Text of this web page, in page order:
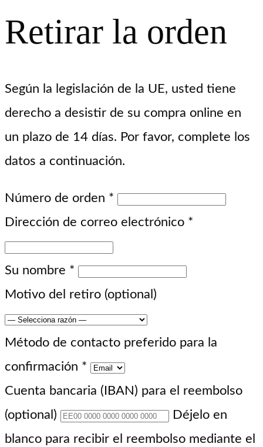
Retirar la orden
Según la legislación de la UE, usted tiene
derecho a desistir de su compra online en
un plazo de 14 días. Por favor, complete los
datos a continuación.
Número de orden *
Dirección de correo electrónico *
Su nombre *
Motivo del retiro (optional)
Método de contacto preferido para la
confirmación *
Cuenta bancaria (IBAN) para el reembolso
(optional)
Déjelo en
blanco para recibir el reembolso mediante el